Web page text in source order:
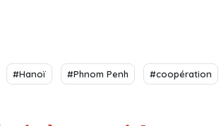
#Hanoï #Phnom Penh #coopération